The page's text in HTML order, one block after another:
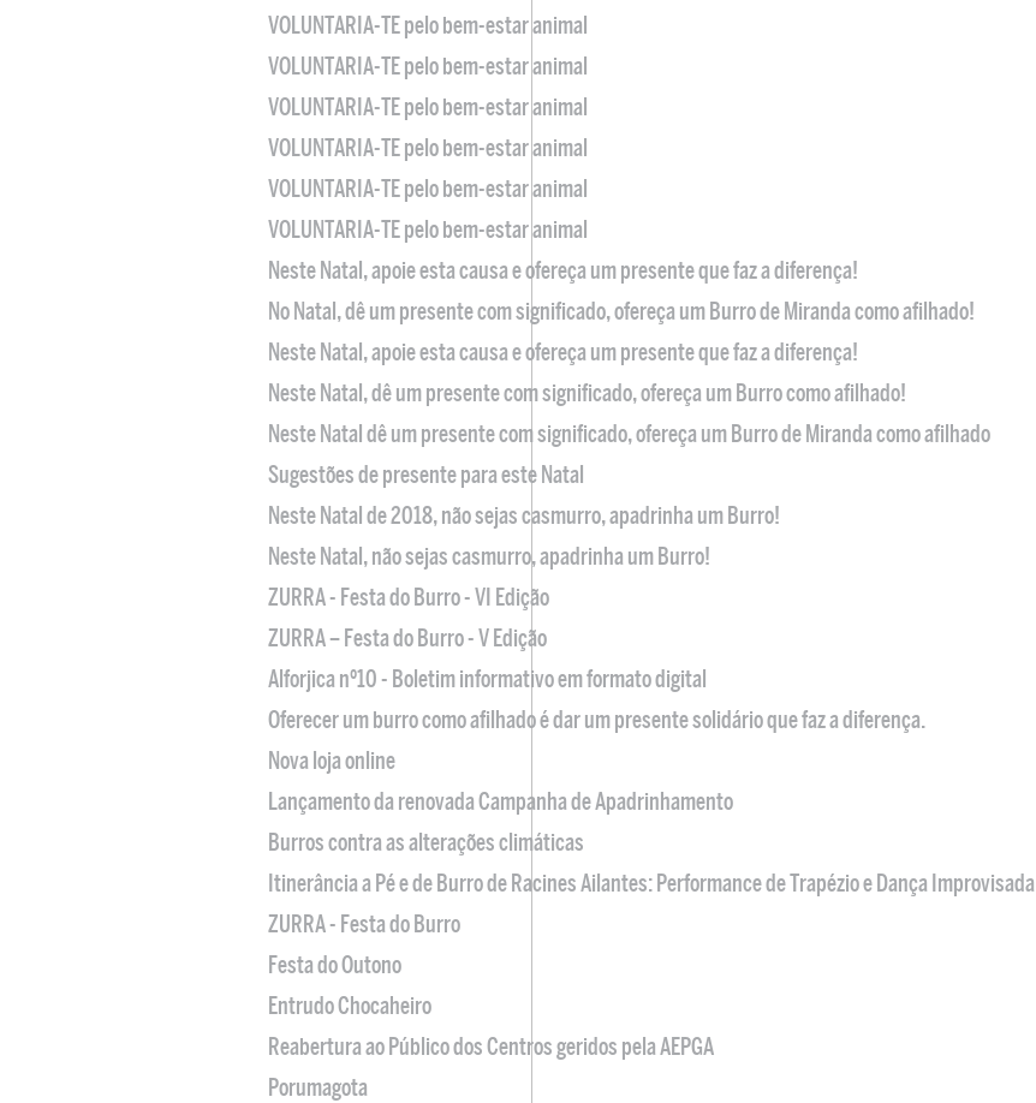
VOLUNTARIA-TE pelo bem-estar animal
VOLUNTARIA-TE pelo bem-estar animal
VOLUNTARIA-TE pelo bem-estar animal
VOLUNTARIA-TE pelo bem-estar animal
VOLUNTARIA-TE pelo bem-estar animal
VOLUNTARIA-TE pelo bem-estar animal
Neste Natal, apoie esta causa e ofereça um presente que faz a diferença!
No Natal, dê um presente com significado, ofereça um Burro de Miranda como afilhado!
Neste Natal, apoie esta causa e ofereça um presente que faz a diferença!
Neste Natal, dê um presente com significado, ofereça um Burro como afilhado!
Neste Natal dê um presente com significado, ofereça um Burro de Miranda como afilhado
Sugestões de presente para este Natal
Neste Natal de 2018, não sejas casmurro, apadrinha um Burro!
Neste Natal, não sejas casmurro, apadrinha um Burro!
ZURRA - Festa do Burro - VI Edição
ZURRA – Festa do Burro - V Edição
Alforjica nº10 - Boletim informativo em formato digital
Oferecer um burro como afilhado é dar um presente solidário que faz a diferença.
Nova loja online
Lançamento da renovada Campanha de Apadrinhamento
Burros contra as alterações climáticas
Itinerância a Pé e de Burro de Racines Ailantes: Performance de Trapézio e Dança Improvisada
ZURRA - Festa do Burro
Festa do Outono
Entrudo Chocaheiro
Reabertura ao Público dos Centros geridos pela AEPGA
Porumagota